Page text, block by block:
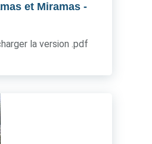
et Miramas -
la version .pdf